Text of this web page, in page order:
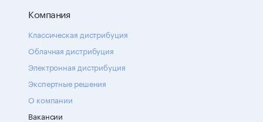
Компания
Классическая дистрибуция
Облачная дистрибуция
Электронная дистрибуция
Экспертные решения
О компании
Вакансии